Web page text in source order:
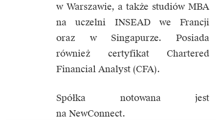
w Warszawie, a także studiów MBA
na uczelni INSEAD we Francji
oraz w Singapurze. Posiada
również certyfikat Chartered
Financial Analyst (CFA).
Spółka notowana jest
na NewConnect.